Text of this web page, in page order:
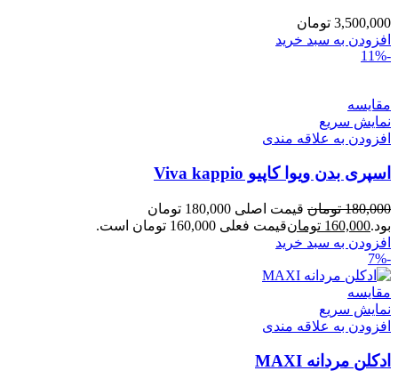
3,500,000 تومان
افزودن به سبد خرید
-11%
مقايسه
نمایش سریع
افزودن به علاقه مندی
اسپری بدن ویوا کاپیو Viva kappio
180,000 تومان
قیمت اصلی 180,000 تومان
بود.160,000 تومانقیمت فعلی 160,000 تومان است.
افزودن به سبد خرید
-7%
مقايسه
نمایش سریع
افزودن به علاقه مندی
ادكلن مردانه MAXI